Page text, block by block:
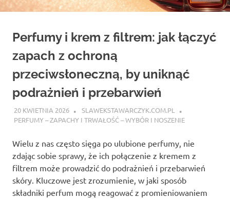
Perfumy i krem z filtrem: jak łączyć
zapach z ochroną
przeciwsłoneczną, by uniknąć
podrażnień i przebarwień
20 KWIETNIA 2026
SLAWEKSTAWARCZYK.COM.PL
PERFUMY – ZAPACHY I TRWAŁOŚĆ – WYBÓR I NOSZENIE
Wielu z nas często sięga po ulubione perfumy, nie
zdając sobie sprawy, że ich połączenie z kremem z
filtrem może prowadzić do podrażnień i przebarwień
skóry. Kluczowe jest zrozumienie, w jaki sposób
składniki perfum mogą reagować z promieniowaniem